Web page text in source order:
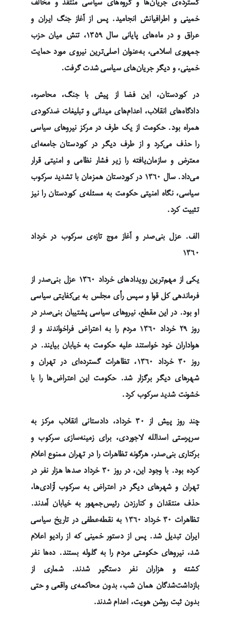
خمینی و اطرافیانش انجامید. پس از آغاز جنگ ایران و
عراق و در ماه‌های پایانی سال ۱۳۵۹، تنش میان حزب
جمهوری اسلامی، به‌عنوان اصلی‌ترین نیروی مورد حمایت
خمینی، و دیگر جریان‌های سیاسی شدت گرفت.
در کوردستان، این فضا از پیش با جنگ، محاصره،
دادگاه‌های انقلاب، اعدام‌های میدانی و تبلیغات ضدکوردی
همراه بود. حکومت از یک طرف در مرکز نیروهای سیاسی
را حذف می‌کرد و از طرف دیگر در کوردستان جامعه‌ای
معترض و سازمان‌یافته را زیر فشار نظامی و امنیتی قرار
می‌داد. سال ۱۳۶۰ در کوردستان همزمان با تشدید سرکوب
سیاسی، نگاه امنیتی حکومت به مسئله‌ی کوردستان را نیز
تثبیت کرد.
الف. عزل بنی‌صدر و آغاز موج تازه‌ی سرکوب در خرداد
۱۳۶۰
یکی از مهم‌ترین رویدادهای خرداد ۱۳۶۰ عزل بنی‌صدر از
فرماندهی کل قوا و سپس رأی مجلس به بی‌کفایتی سیاسی
او بود. در این مقطع، نیروهای سیاسی پشتیبان بنی‌صدر در
روز ۲۹ خرداد ۱۳۶۰ مردم را به اعتراض فراخواندند و از
هواداران خود خواستند علیه حکومت به خیابان بیایند. در
روز ۳۰ خرداد ۱۳۶۰، تظاهرات گسترده‌ای در تهران و
شهرهای دیگر برگزار شد. حکومت این اعتراض‌ها را با
خشونت شدید سرکوب کرد.
چند روز پیش از ۳۰ خرداد، دادستانی انقلاب مرکز به
سرپرستی اسدالله لاجوردی، برای زمینه‌سازی سرکوب و
برکناری بنی‌صدر، هرگونه تظاهرات را در تهران ممنوع اعلام
کرده بود. با وجود این، در روز ۳۰ خرداد صدها هزار نفر در
تهران و شهرهای دیگر در اعتراض به سرکوب آزادی‌ها،
حذف منتقدان و کنارزدن رئیس‌جمهور به خیابان آمدند.
تظاهرات ۳۰ خرداد ۱۳۶۰ به نقطه‌عطفی در تاریخ سیاسی
ایران تبدیل شد. پس از دستور خمینی که از رادیو اعلام
شد، نیروهای حکومتی مردم را به گلوله بستند. ده‌ها نفر
کشته و هزاران نفر دستگیر شدند. شماری از
بازداشت‌شدگان همان شب، بدون محاکمه‌ی واقعی و حتی
بدون ثبت روشن هویت، اعدام شدند.